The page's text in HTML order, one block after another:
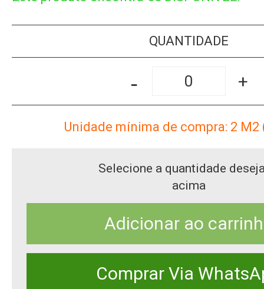
QUANTIDADE
- +
Unidade mínima de compra: 2 M2
Selecione a quantidade
acima
Adicionar ao
Comprar Via